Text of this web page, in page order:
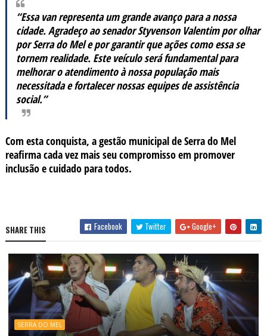
“Essa van representa um grande avanço para a nossa
cidade. Agradeço ao senador Styvenson Valentim por olhar
por Serra do Mel e por garantir que ações como essa se
tornem realidade. Este veículo será fundamental para
melhorar o atendimento à nossa população mais
necessitada e fortalecer nossas equipes de assistência
social.”
Com esta conquista, a gestão municipal de Serra do Mel
reafirma cada vez mais seu compromisso em promover
inclusão e cuidado para todos.
SHARE THIS Facebook Twitter Google+
SERRA DO MEL